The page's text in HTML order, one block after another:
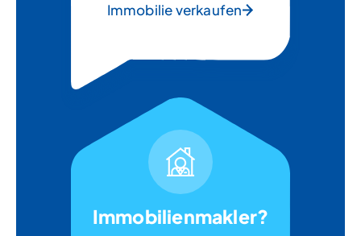
Immobilie verkaufen
Immobilienmakler?